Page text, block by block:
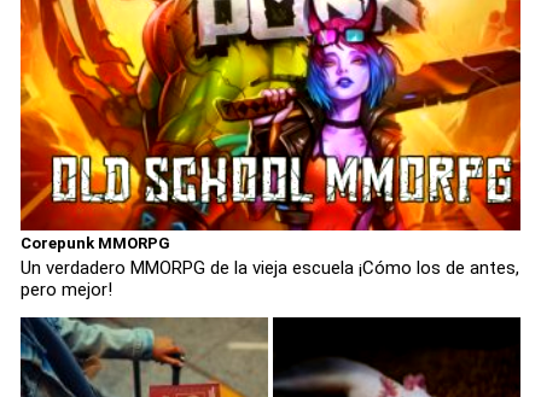
Corepunk MMORPG
Un verdadero MMORPG de la vieja escuela ¡Cómo los de antes,
pero mejor!